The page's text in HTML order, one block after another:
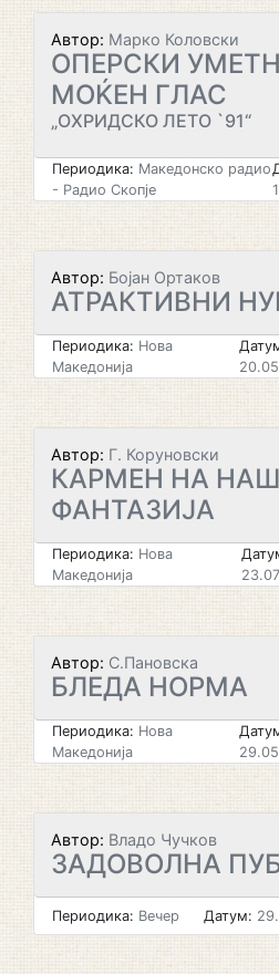
Автор: Марко Коловски
ОПЕРСКИ
МОЌЕН ГЛАС
„ОХРИДСКО ЛЕТО `91“
Периодика: Македонско радио
- Радио Скопје
Автор: Бојан Ортаков
АТРАКТИВНИ
Периодика: Нова
Македонија
Автор: Г. Коруновски
КАРМЕН НА
ФАНТАЗИЈА
Периодика: Нова
Македонија
Автор: С.Пановска
БЛЕДА НОРМА
Периодика: Нова
Македонија
Автор: Владо Чучков
ЗАДОВОЛНА
Периодика: Вечер Датум: